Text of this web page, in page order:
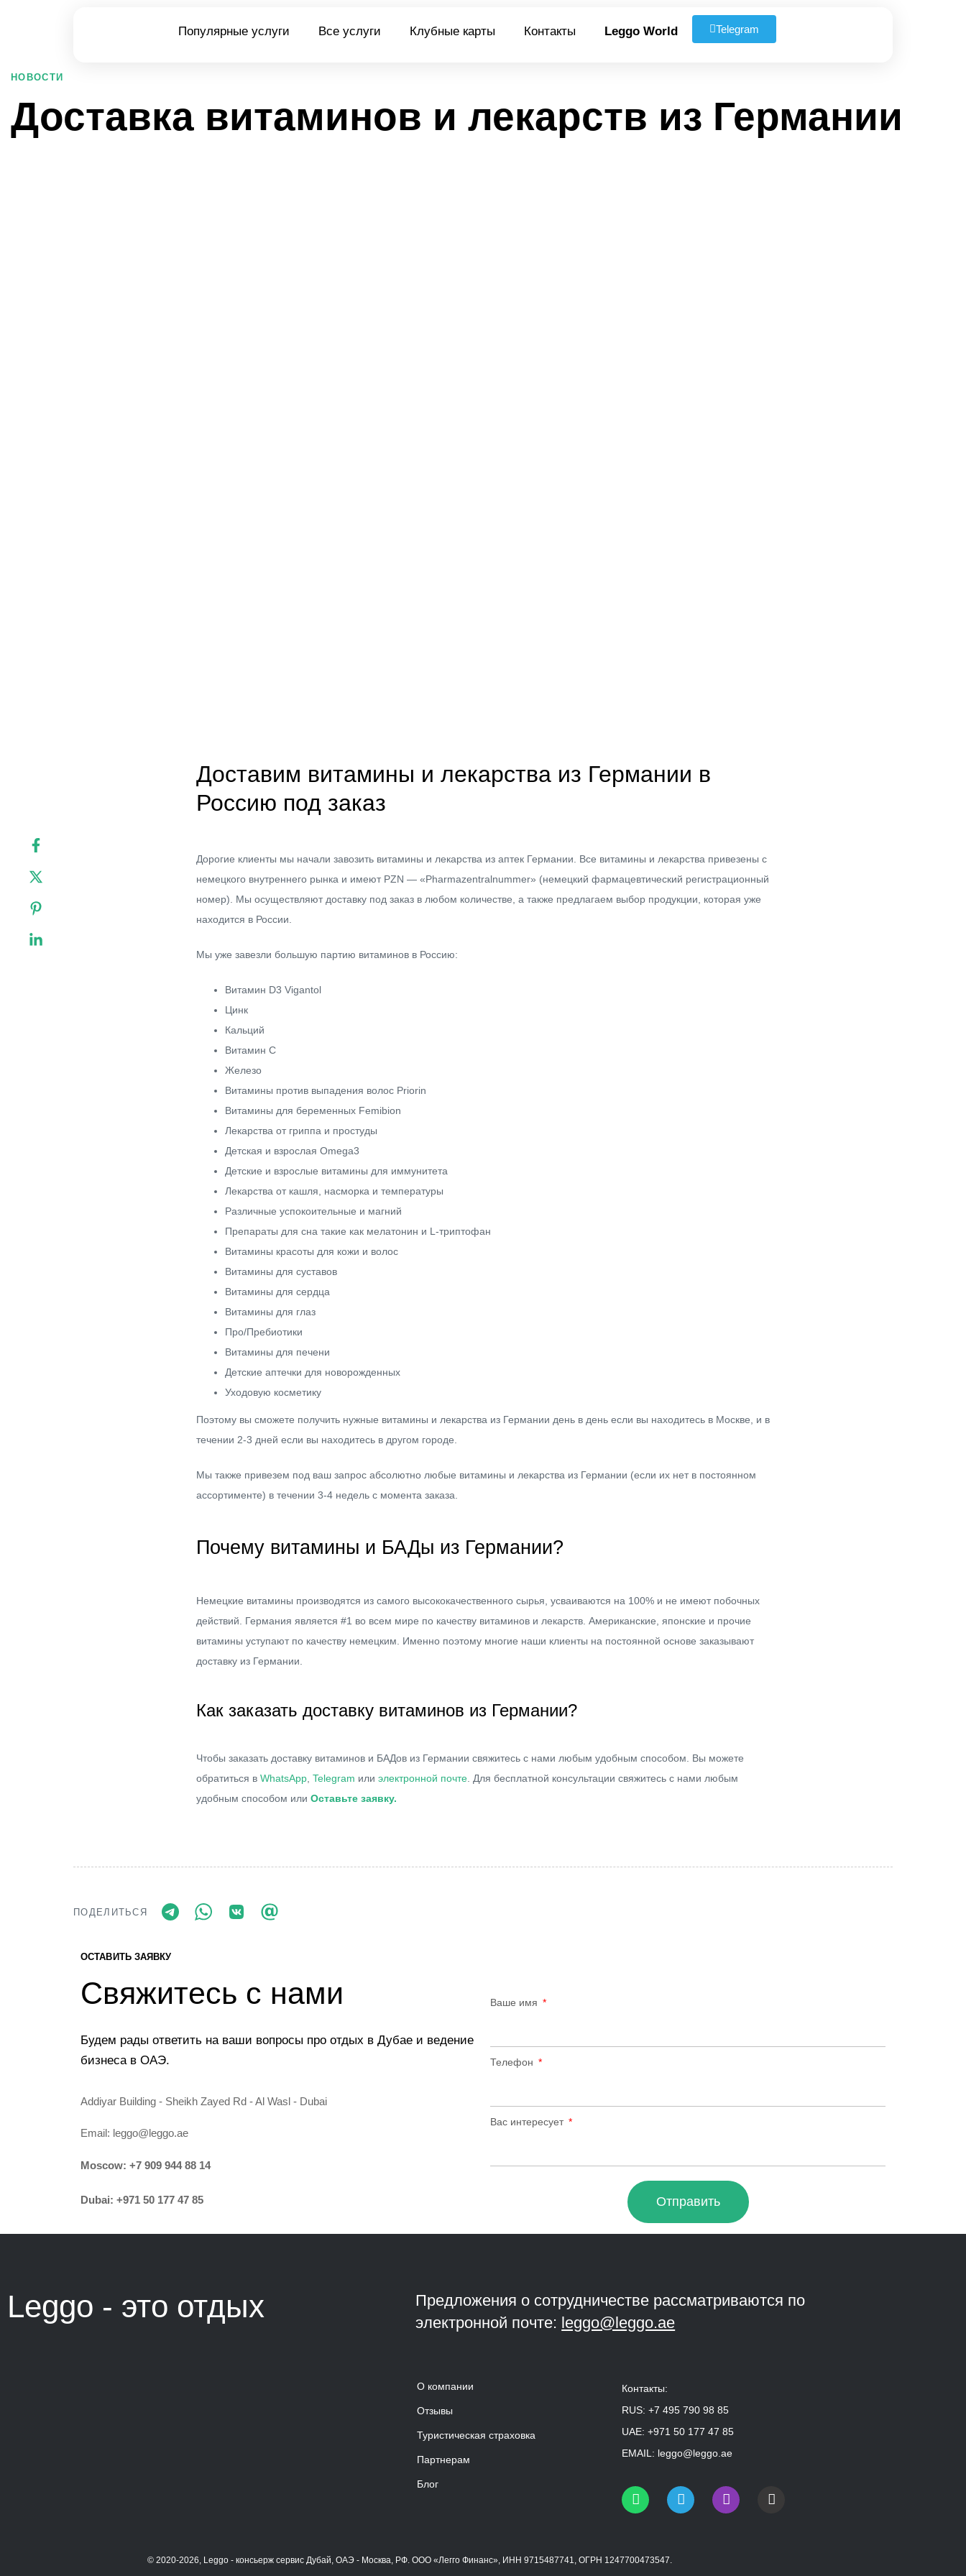
Популярные услуги Все услуги Клубные карты Контакты Leggo World Telegram
PUBLISHED
НОВОСТИ
Доставка витаминов и лекарств из Германии
Доставим витамины и лекарства из Германии в
Россию под заказ
Дорогие клиенты мы начали завозить витамины и лекарства из аптек Германии. Все витамины и лекарства привезены с
немецкого внутреннего рынка и имеют PZN — «Pharmazentralnummer» (немецкий фармацевтический регистрационный
номер). Мы осуществляют доставку под заказ в любом количестве, а также предлагаем выбор продукции, которая уже
находится в России.
Мы уже завезли большую партию витаминов в Россию:
Витамин D3 Vigantol
Цинк
Кальций
Витамин С
Железо
Витамины против выпадения волос Priorin
Витамины для беременных Femibion
Лекарства от гриппа и простуды
Детская и взрослая Omega3
Детские и взрослые витамины для иммунитета
Лекарства от кашля, насморка и температуры
Различные успокоительные и магний
Препараты для сна такие как мелатонин и L-триптофан
Витамины красоты для кожи и волос
Витамины для суставов
Витамины для сердца
Витамины для глаз
Про/Пребиотики
Витамины для печени
Детские аптечки для новорожденных
Уходовую косметику
Поэтому вы сможете получить нужные витамины и лекарства из Германии день в день если вы находитесь в Москве, и в
течении 2-3 дней если вы находитесь в другом городе.
Мы также привезем под ваш запрос абсолютно любые витамины и лекарства из Германии (если их нет в постоянном
ассортименте) в течении 3-4 недель с момента заказа.
Почему витамины и БАДы из Германии?
Немецкие витамины производятся из самого высококачественного сырья, усваиваются на 100% и не имеют побочных
действий. Германия является #1 во всем мире по качеству витаминов и лекарств. Американские, японские и прочие
витамины уступают по качеству немецким. Именно поэтому многие наши клиенты на постоянной основе заказывают
доставку из Германии.
Как заказать доставку витаминов из Германии?
Чтобы заказать доставку витаминов и БАДов из Германии свяжитесь с нами любым удобным способом. Вы можете
обратиться в WhatsApp Telegram или электронной почте . Для бесплатной консультации свяжитесь с нами любым
удобным способом или Оставьте заявку.
ПОДЕЛИТЬСЯ
ОСТАВИТЬ ЗАЯВКУ
Свяжитесь с нами
Будем рады ответить на ваши вопросы про отдых в Дубае и ведение
бизнеса в ОАЭ.
Addiyar Building - Sheikh Zayed Rd - Al Wasl - Dubai
Email: leggo@leggo.ae
Moscow: +7 909 944 88 14
Dubai: +971 50 177 47 85
Ваше имя
Телефон
Вас интересует
Отправить
Leggo - это отдых
Предложения о сотрудничестве рассматриваются по
электронной почте: leggo@leggo.ae
О компании
Отзывы
Туристическая страховка
Партнерам
Блог
Контакты:
RUS: +7 495 790 98 85
UAE: +971 50 177 47 85
EMAIL: leggo@leggo.ae
© 2020-2026, Leggo - консьерж сервис Дубай, ОАЭ - Москва, РФ. ООО «Легго Финанс», ИНН 9715487741, ОГРН 1247700473547.